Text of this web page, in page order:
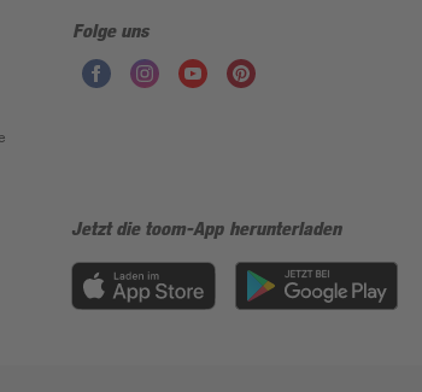
Folge uns
Jetzt die toom-App herunterladen